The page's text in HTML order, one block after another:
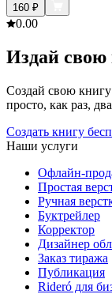
160 ₽
0.00
Издай свою
Создай свою
просто, как раз,
Создать книгу
Наши услуги
Офлайн-
Простая
Ручная
Буктрейлер
Корректор
Дизайнер
Заказ тиража
Публикация
Rideró для